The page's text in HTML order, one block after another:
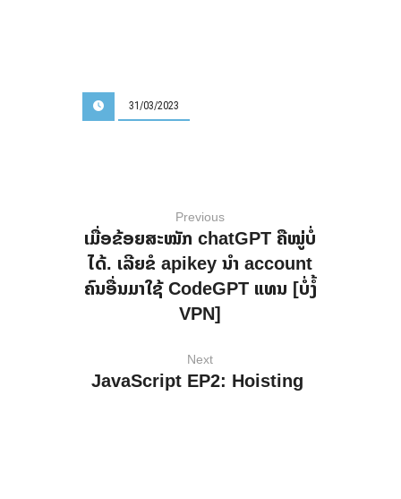
31/03/2023
Previous
ເມື່ອຂ້ອຍສະໝັກ chatGPT ຄືໝູ່ບໍ່
ໄດ້. ເລີຍຂໍ apikey ນຳ account
ຄົນອື່ນມາໃຊ້ CodeGPT ແທນ [ບໍ່ງໍ້
VPN]
Next
JavaScript EP2: Hoisting